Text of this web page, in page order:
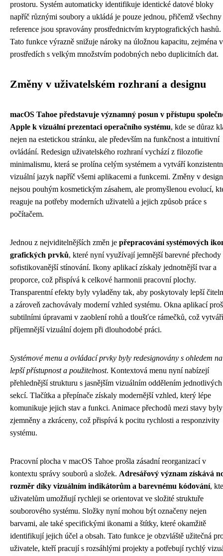
prostoru. Systém automaticky identifikuje identické datové bloky
napříč různými soubory a ukládá je pouze jednou, přičemž všechny
reference jsou spravovány prostřednictvím kryptografických hashů.
Tato funkce výrazně snižuje nároky na úložnou kapacitu, zejména v
prostředích s velkým množstvím podobných nebo duplicitních dat.
Změny v uživatelském rozhraní a designu
macOS Tahoe představuje významný posun v přístupu
Apple k vizuální prezentaci operačního systému, kde se důraz
nejen na estetickou stránku, ale především na funkčnost a intuitivní
ovládání. Redesign uživatelského rozhraní vychází z filozofie
minimalismu, která se prolína celým systémem a vytváří
vizuální jazyk napříč všemi aplikacemi a funkcemi. Změny v
nejsou pouhým kosmetickým zásahem, ale promyšlenou evolucí,
reaguje na potřeby moderních uživatelů a jejich způsob práce s
počítačem.
Jednou z nejviditelnějších změn je přepracování systémových
grafických prvků, které nyní využívají jemnější barevné přechody
sofistikovanější stínování. Ikony aplikací získaly jednotnější tvar a
proporce, což přispívá k celkové harmonii pracovní plochy.
Transparentní efekty byly vyladěny tak, aby poskytovaly lepší
a zároveň zachovávaly moderní vzhled systému. Okna aplikací
subtilními úpravami v zaoblení rohů a tloušťce rámečků, což vytváří
příjemnější vizuální dojem při dlouhodobé práci.
Systémové menu a ovládací prvky byly redesignovány s ohledem na
lepší přístupnost a použitelnost. Kontextová menu nyní nabízejí
přehlednější strukturu s jasnějším vizuálním oddělením jednotlivých
sekcí. Tlačítka a přepínače získaly modernější vzhled, který lépe
komunikuje jejich stav a funkci. Animace přechodů mezi stavy byly
zjemněny a zkráceny, což přispívá k pocitu rychlosti a responzivity
systému.
Pracovní plocha v macOS Tahoe prošla zásadní reorganizací v
kontextu správy souborů a složek. Adresářový význam získává
rozměr díky vizuálním indikátorům a barevnému kódování,
uživatelům umožňují rychleji se orientovat ve složité struktuře
souborového systému. Složky nyní mohou být označeny nejen
barvami, ale také specifickými ikonami a štítky, které okamžitě
identifikují jejich účel a obsah. Tato funkce je obzvláště užitečná
uživatele, kteří pracují s rozsáhlými projekty a potřebují rychlý